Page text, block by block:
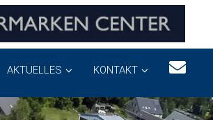
AKTUELLES KONTAKT